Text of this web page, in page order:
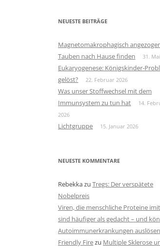
NEUESTE BEITRÄGE
Magnetomakrophagisch
Tauben nach Hause finden
31.
Eukaryogenese: Königskinder-
gelöst?
22. Februar 2026
Was unser Stoffwechsel mit dem
Immunsystem zu tun hat
14.
2026
Lichtgruppe 15. Januar 2026
NEUESTE KOMMENTARE
Rebekkazu Tregs: Der verspätete
Nobelpreis
Viren, die menschliche Proteine
sind häufiger als gedacht – und
Autoimmunerkrankungen
Friendly Firezu Multiple Sklerose